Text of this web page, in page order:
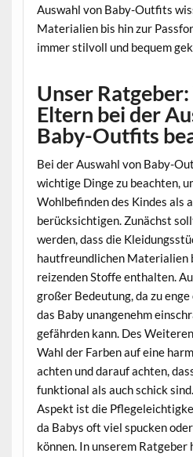
Auswahl von Baby-Outfits
Materialien bis hin zur
immer stilvoll und bequem
Unser
Eltern bei der
Baby-Outfits
Bei der Auswahl von Baby-
wichtige Dinge zu beachten,
Wohlbefinden des Kindes als
berücksichtigen. Zunächst
werden, dass die
hautfreundlichen Materialien
reizenden Stoffe enthalten.
großer Bedeutung, da zu
das Baby unangenehm
gefährden kann. Des
Wahl der Farben auf eine
achten und darauf achten,
funktional als auch schick
Aspekt ist die
da Babys oft viel spucken
können. In unserem